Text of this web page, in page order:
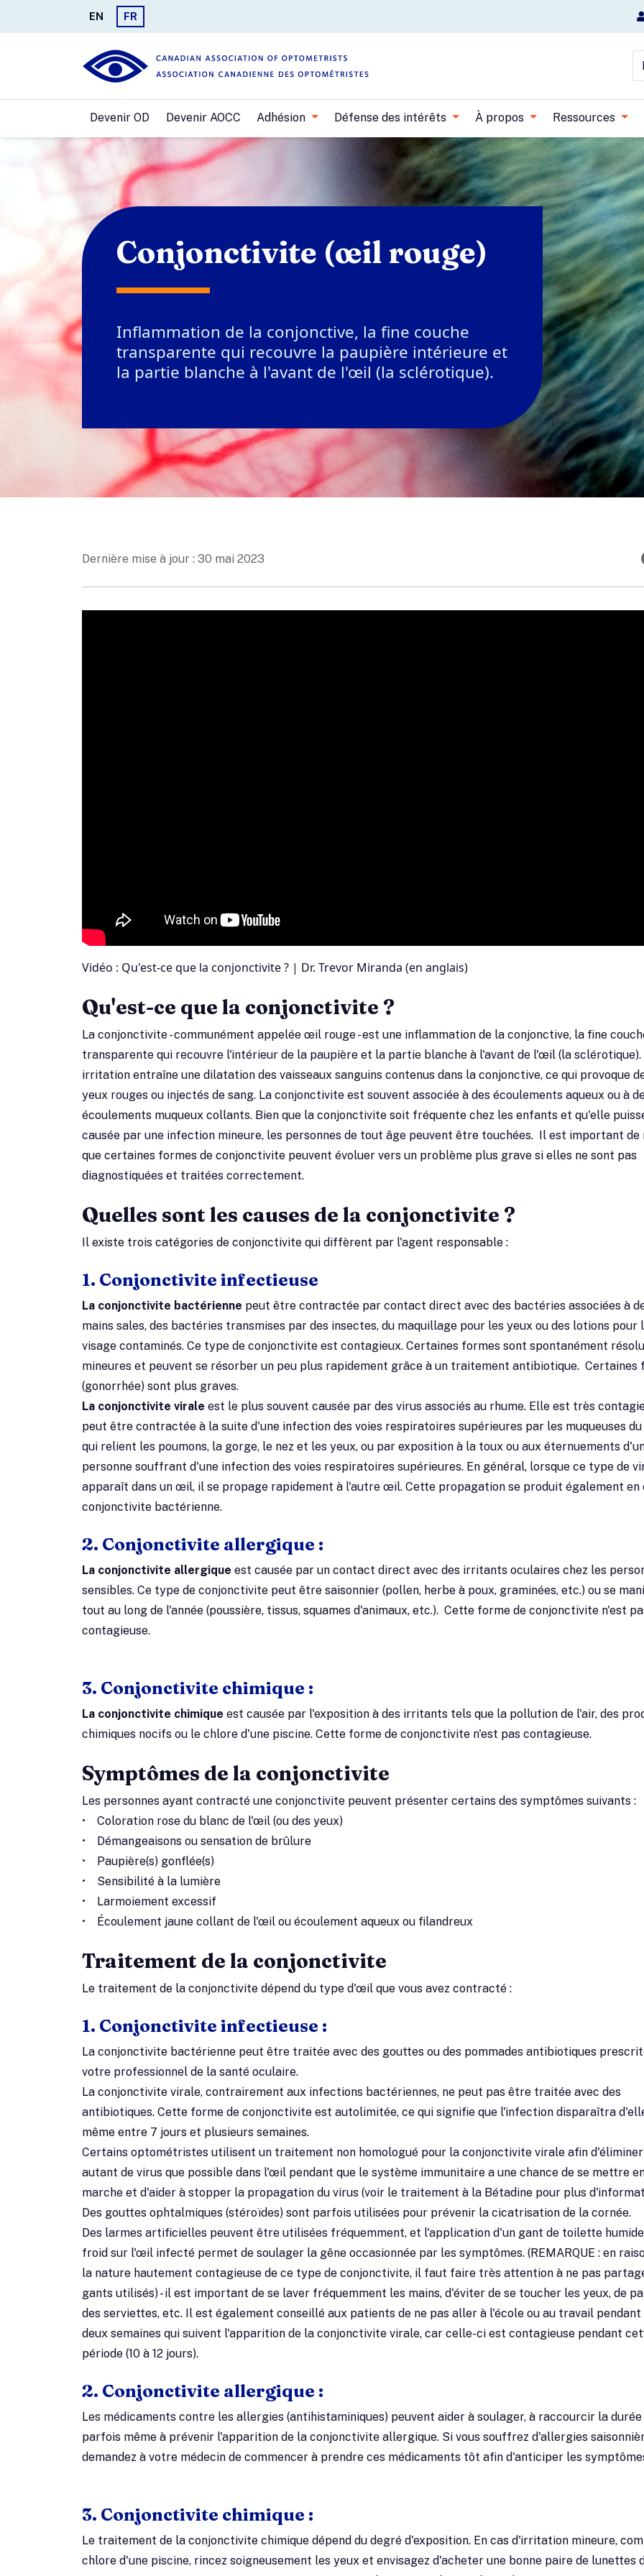
EN FR
Devenir OD Devenir AOCC Adhésion Défense des intérêts À propos Ressources
Conjonctivite (œil rouge)
Inflammation de la conjonctive, la fine couche
transparente qui recouvre la paupière intérieure et
la partie blanche à l'avant de l'œil (la sclérotique).
Dernière mise à jour : 30 mai 2023
Vidéo : Qu'est-ce que la conjonctivite ? | Dr. Trevor Miranda (en anglais)
Qu'est-ce que la conjonctivite ?
La conjonctivite - communément appelée œil rouge - est une inflammation de la conjonctive, la fine
transparente qui recouvre l'intérieur de la paupière et la partie blanche à l'avant de l'œil (la
irritation entraîne une dilatation des vaisseaux sanguins contenus dans la conjonctive, ce qui provoque
yeux rouges ou injectés de sang. La conjonctivite est souvent associée à des écoulements aqueux ou à
écoulements muqueux collants. Bien que la conjonctivite soit fréquente chez les enfants et qu'elle
causée par une infection mineure, les personnes de tout âge peuvent être touchées. Il est important de
que certaines formes de conjonctivite peuvent évoluer vers un problème plus grave si elles ne sont pas
diagnostiquées et traitées correctement.
Quelles sont les causes de la conjonctivite ?
Il existe trois catégories de conjonctivite qui diffèrent par l'agent responsable :
1. Conjonctivite infectieuse
La conjonctivite bactérienne peut être contractée par contact direct avec des bactéries associées à
mains sales, des bactéries transmises par des insectes, du maquillage pour les yeux ou des lotions pour
visage contaminés. Ce type de conjonctivite est contagieux. Certaines formes sont spontanément
mineures et peuvent se résorber un peu plus rapidement grâce à un traitement antibiotique. Certaines
(gonorrhée) sont plus graves.
La conjonctivite virale est le plus souvent causée par des virus associés au rhume. Elle est très
peut être contractée à la suite d'une infection des voies respiratoires supérieures par les muqueuses
qui relient les poumons, la gorge, le nez et les yeux, ou par exposition à la toux ou aux éternuements
personne souffrant d'une infection des voies respiratoires supérieures. En général, lorsque ce type de
apparaît dans un œil, il se propage rapidement à l'autre œil. Cette propagation se produit également en
conjonctivite bactérienne.
2. Conjonctivite allergique :
La conjonctivite allergique est causée par un contact direct avec des irritants oculaires chez les
sensibles. Ce type de conjonctivite peut être saisonnier (pollen, herbe à poux, graminées, etc.) ou se
tout au long de l'année (poussière, tissus, squames d'animaux, etc.). Cette forme de conjonctivite n'est
contagieuse.
3. Conjonctivite chimique :
La conjonctivite chimique est causée par l'exposition à des irritants tels que la pollution de l'air, des
chimiques nocifs ou le chlore d'une piscine. Cette forme de conjonctivite n'est pas contagieuse.
Symptômes de la conjonctivite
Les personnes ayant contracté une conjonctivite peuvent présenter certains des symptômes suivants :
• Coloration rose du blanc de l'œil (ou des yeux)
• Démangeaisons ou sensation de brûlure
• Paupière(s) gonflée(s)
• Sensibilité à la lumière
• Larmoiement excessif
• Écoulement jaune collant de l'œil ou écoulement aqueux ou filandreux
Traitement de la conjonctivite
Le traitement de la conjonctivite dépend du type d'œil que vous avez contracté :
1. Conjonctivite infectieuse :
La conjonctivite bactérienne peut être traitée avec des gouttes ou des pommades antibiotiques
votre professionnel de la santé oculaire.
La conjonctivite virale, contrairement aux infections bactériennes, ne peut pas être traitée avec des
antibiotiques. Cette forme de conjonctivite est autolimitée, ce qui signifie que l'infection disparaîtra
même entre 7 jours et plusieurs semaines.
Certains optométristes utilisent un traitement non homologué pour la conjonctivite virale afin d'éliminer
autant de virus que possible dans l'œil pendant que le système immunitaire a une chance de se mettre
marche et d'aider à stopper la propagation du virus (voir le traitement à la Bétadine pour plus
Des gouttes ophtalmiques (stéroïdes) sont parfois utilisées pour prévenir la cicatrisation de la cornée.
Des larmes artificielles peuvent être utilisées fréquemment, et l'application d'un gant de toilette
froid sur l'œil infecté permet de soulager la gêne occasionnée par les symptômes. (REMARQUE : en
la nature hautement contagieuse de ce type de conjonctivite, il faut faire très attention à ne pas
gants utilisés) - il est important de se laver fréquemment les mains, d'éviter de se toucher les yeux, de
des serviettes, etc. Il est également conseillé aux patients de ne pas aller à l'école ou au travail pendant
deux semaines qui suivent l'apparition de la conjonctivite virale, car celle-ci est contagieuse pendant
période (10 à 12 jours).
2. Conjonctivite allergique :
Les médicaments contre les allergies (antihistaminiques) peuvent aider à soulager, à raccourcir la
parfois même à prévenir l'apparition de la conjonctivite allergique. Si vous souffrez d'allergies
demandez à votre médecin de commencer à prendre ces médicaments tôt afin d'anticiper les
3. Conjonctivite chimique :
Le traitement de la conjonctivite chimique dépend du degré d'exposition. En cas d'irritation mineure,
chlore d'une piscine, rincez soigneusement les yeux et envisagez d'acheter une bonne paire de lunettes